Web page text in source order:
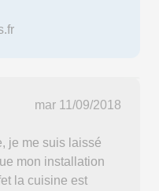
mar 11/09/2018
je me suis laissé
mon installation
la cuisine est